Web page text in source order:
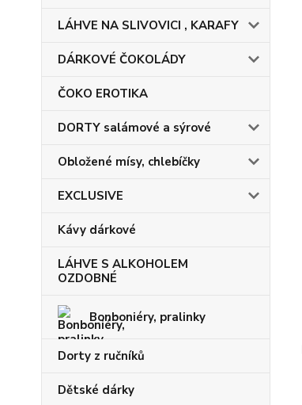
LÁHVE NA SLIVOVICI , KARAFY
DÁRKOVÉ ČOKOLÁDY
ČOKO EROTIKA
DORTY salámové a sýrové
Obložené mísy, chlebíčky
EXCLUSIVE
Kávy dárkové
LÁHVE S ALKOHOLEM
OZDOBNÉ
Bonboniéry, pralinky
Dorty z ručníků
Dětské dárky